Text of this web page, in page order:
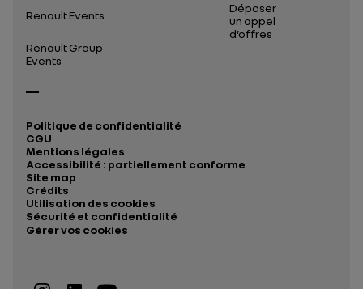
Renault Events
Renault Group
Events
Déposer
un appel
d’offres
Politique de confidentialité
CGU
Mentions légales
Accessibilité : partiellement conforme
Site map
Crédits
Utilisation des cookies
Sécurité et confidentialité
Gérer vos cookies